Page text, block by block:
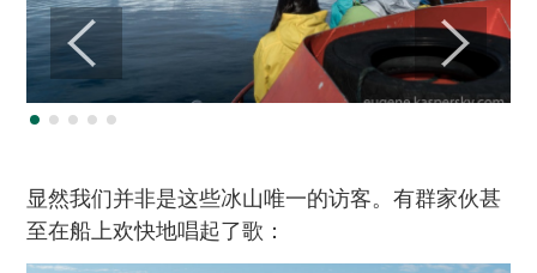
显然我们并非是这些冰山唯一的访客。有群家伙甚
至在船上欢快地唱起了歌：